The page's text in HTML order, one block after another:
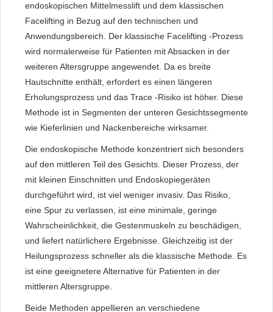
endoskopischen Mittelmesslift und dem klassischen
Facelifting in Bezug auf den technischen und
Anwendungsbereich. Der klassische Facelifting -Prozess
wird normalerweise für Patienten mit Absacken in der
weiteren Altersgruppe angewendet. Da es breite
Hautschnitte enthält, erfordert es einen längeren
Erholungsprozess und das Trace -Risiko ist höher. Diese
Methode ist in Segmenten der unteren Gesichtssegmente
wie Kieferlinien und Nackenbereiche wirksamer.
Die endoskopische Methode konzentriert sich besonders
auf den mittleren Teil des Gesichts. Dieser Prozess, der
mit kleinen Einschnitten und Endoskopiegeräten
durchgeführt wird, ist viel weniger invasiv. Das Risiko,
eine Spur zu verlassen, ist eine minimale, geringe
Wahrscheinlichkeit, die Gestenmuskeln zu beschädigen,
und liefert natürlichere Ergebnisse. Gleichzeitig ist der
Heilungsprozess schneller als die klassische Methode. Es
ist eine geeignetere Alternative für Patienten in der
mittleren Altersgruppe.
Beide Methoden appellieren an verschiedene